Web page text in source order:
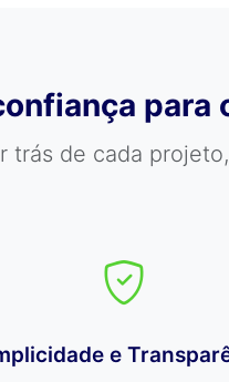
para
trás de cada
e